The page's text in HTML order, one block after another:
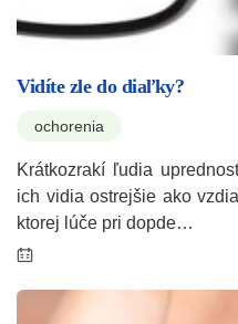
Vidíte zle do diaľky?
ochorenia
Krátkozrakí ľudia
ich vidia ostrejšie ako
ktorej lúče pri dopde…